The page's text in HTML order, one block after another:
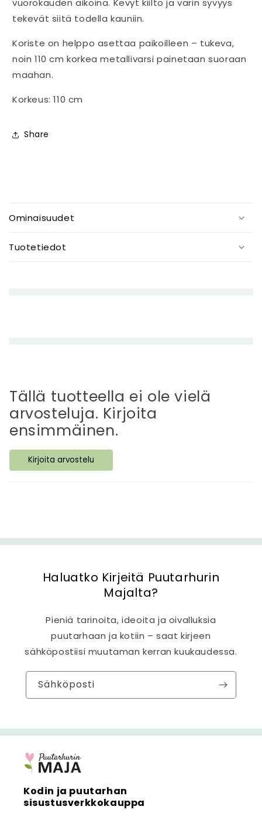
tekevät siitä todella kauniin.
Koriste on helppo asettaa paikoilleen – tukeva,
noin 110 cm korkea metallivarsi painetaan suoraan
maahan.
Korkeus: 110 cm
Share
e
n
e
i
s
ä
l
t
ö
Ominaisuudet
Tuotetiedot
Tällä tuotteella ei ole vielä
arvosteluja. Kirjoita
ensimmäinen.
Kirjoita arvostelu
Haluatko Kirjeitä Puutarhurin
Majalta?
Pieniä tarinoita, ideoita ja oivalluksia
puutarhaan ja kotiin – saat kirjeen
sähköpostiisi muutaman kerran kuukaudessa.
Sähköposti
Kodin ja puutarhan
sisustusverkkokauppa